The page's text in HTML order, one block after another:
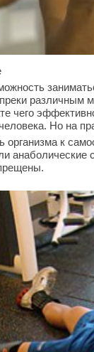
различным
чего
Но на
организма к